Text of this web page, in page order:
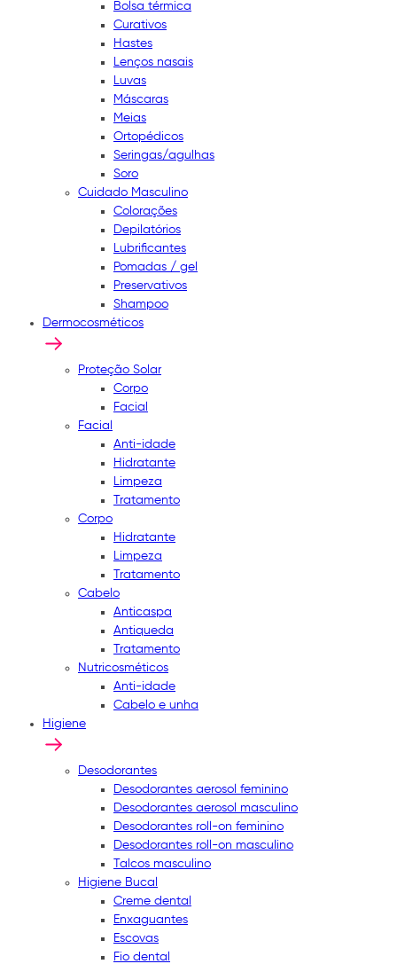
Bolsa térmica
Curativos
Hastes
Lenços nasais
Luvas
Máscaras
Meias
Ortopédicos
Seringas/agulhas
Soro
Cuidado Masculino
Colorações
Depilatórios
Lubrificantes
Pomadas / gel
Preservativos
Shampoo
Dermocosméticos
Proteção Solar
Corpo
Facial
Facial
Anti-idade
Hidratante
Limpeza
Tratamento
Corpo
Hidratante
Limpeza
Tratamento
Cabelo
Anticaspa
Antiqueda
Tratamento
Nutricosméticos
Anti-idade
Cabelo e unha
Higiene
Desodorantes
Desodorantes aerosol feminino
Desodorantes aerosol masculino
Desodorantes roll-on feminino
Desodorantes roll-on masculino
Talcos masculino
Higiene Bucal
Creme dental
Enxaguantes
Escovas
Fio dental